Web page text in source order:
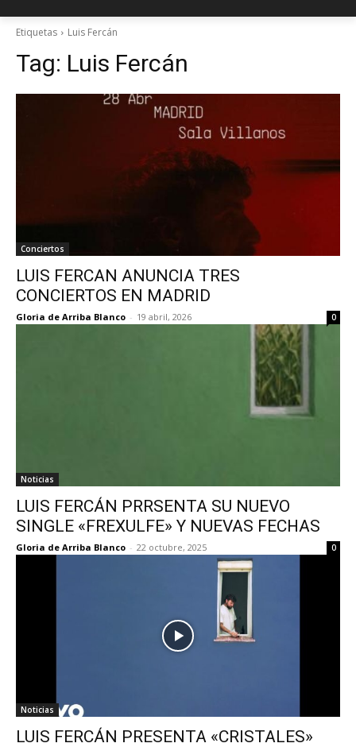
Etiquetas Luis Fercán
Tag: Luis Fercán
Conciertos
LUIS FERCAN ANUNCIA TRES
CONCIERTOS EN MADRID
Gloria de Arriba Blanco - 19 abril, 2026 0
Noticias
LUIS FERCÁN PRRSENTA SU NUEVO
SINGLE «FREXULFE» Y NUEVAS FECHAS
Gloria de Arriba Blanco - 22 octubre, 2025 0
Noticias
LUIS FERCÁN PRESENTA «CRISTALES»